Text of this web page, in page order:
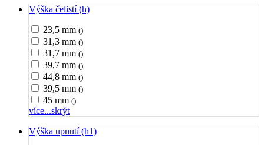
Výška čelistí (h)
23,5 mm ()
31,3 mm ()
31,7 mm ()
39,7 mm ()
44,8 mm ()
39,5 mm ()
45 mm ()
více...skrýt
Výška upnutí (h1)